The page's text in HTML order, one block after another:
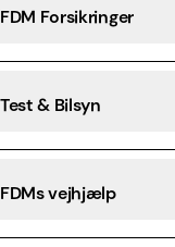
FDM Forsikringer
Test & Bilsyn
FDMs vejhjælp